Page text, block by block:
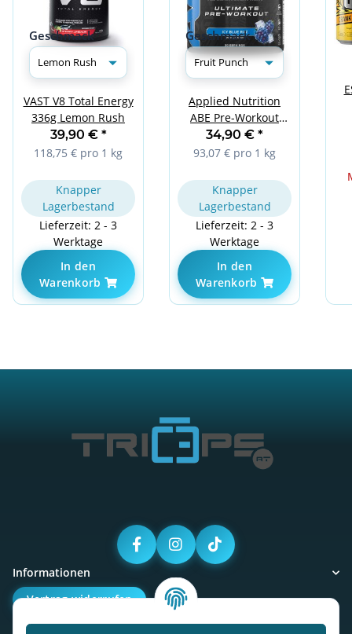
Geschmack
VAST V8 Total Energy
336g Lemon Rush
39,90 € *
118,75 € pro 1 kg
Knapper
Lagerbestand
Lieferzeit: 2 - 3
Werktage
In den
Warenkorb
Geschmack
Applied Nutrition
ABE Pre-Workout
Booster 375g Fruit
Punch
34,90 € *
93,07 € pro 1 kg
Knapper
Lagerbestand
Lieferzeit: 2 - 3
Werktage
In den
Warenkorb
Informationen
Vertrag widerrufen